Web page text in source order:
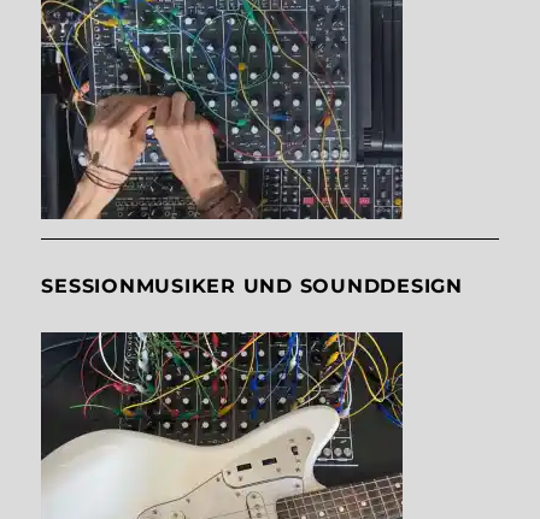
SESSIONMUSIKER UND SOUNDDESIGN